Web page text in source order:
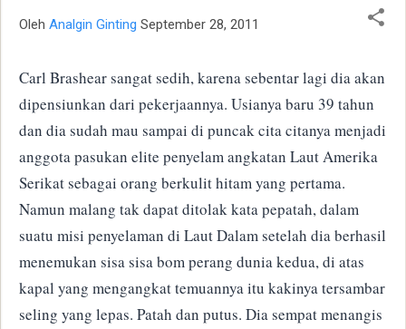
Oleh Analgin Ginting September 28, 2011
Carl Brashear sangat sedih, karena sebentar lagi dia akan
dipensiunkan dari pekerjaannya. Usianya baru 39 tahun
dan dia sudah mau sampai di puncak cita citanya menjadi
anggota pasukan elite penyelam angkatan Laut Amerika
Serikat sebagai orang berkulit hitam yang pertama.
Namun malang tak dapat ditolak kata pepatah, dalam
suatu misi penyelaman di Laut Dalam setelah dia berhasil
menemukan sisa sisa bom perang dunia kedua, di atas
kapal yang mengangkat temuannya itu kakinya tersambar
seling yang lepas. Patah dan putus. Dia sempat menangis